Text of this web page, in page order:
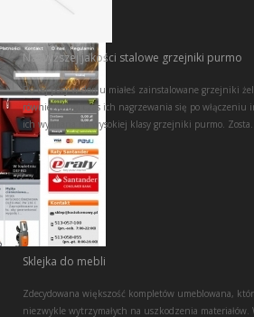
Najwyższej jakości stalowe grzejniki purmo
Do tej pory w domu miałeś zainstalowane grzejniki
również długi czas ich nagrzewania się po włączeniu
ich wymiana na wysokiej klasy grzejniki purmo.
Sklejka do mebli
Zdecydowana większość kompletów umeblowana,
niezwykle wytrzymałych na uszkodzenia